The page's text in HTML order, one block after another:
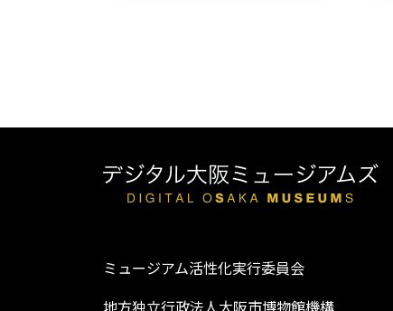
ミュージアム活性化実行委員会
地方独立行政法人大阪市博物館機構